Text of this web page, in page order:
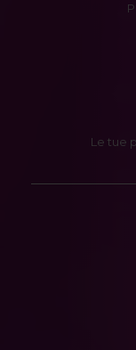
Le tue